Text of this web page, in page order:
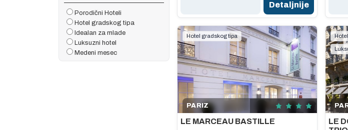
Porodični Hoteli
Hotel gradskog tipa
Idealan za mlade
Luksuzni hotel
Medeni mesec
Detaljnije
Hotel gradskog tipa
PARIZ
LE MARCEAU BASTILLE
LE